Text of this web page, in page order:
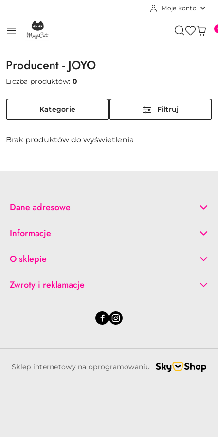
Moje konto
Producent - JOYO
Liczba produktów:0
Kategorie Filtruj
Brak produktów do wyświetlenia
Dane adresowe
Informacje
O sklepie
Zwroty i reklamacje
Sklep internetowy na oprogramowaniu